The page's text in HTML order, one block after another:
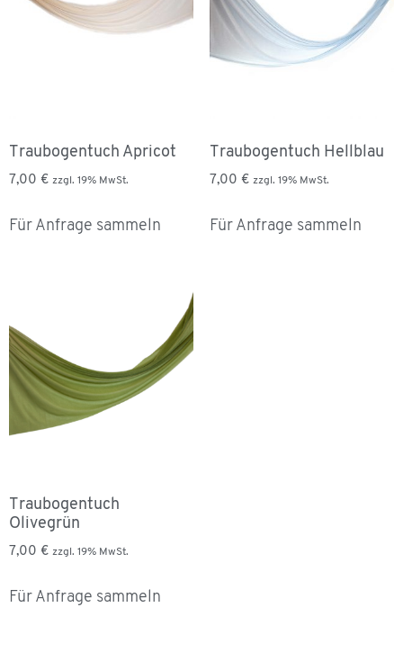
Traubogentuch Apricot
7,00 € zzgl. 19% MwSt.
Für Anfrage sammeln
Traubogentuch Hellblau
7,00 € zzgl. 19% MwSt.
Für Anfrage sammeln
Traubogentuch
Olivegrün
7,00 € zzgl. 19% MwSt.
Für Anfrage sammeln